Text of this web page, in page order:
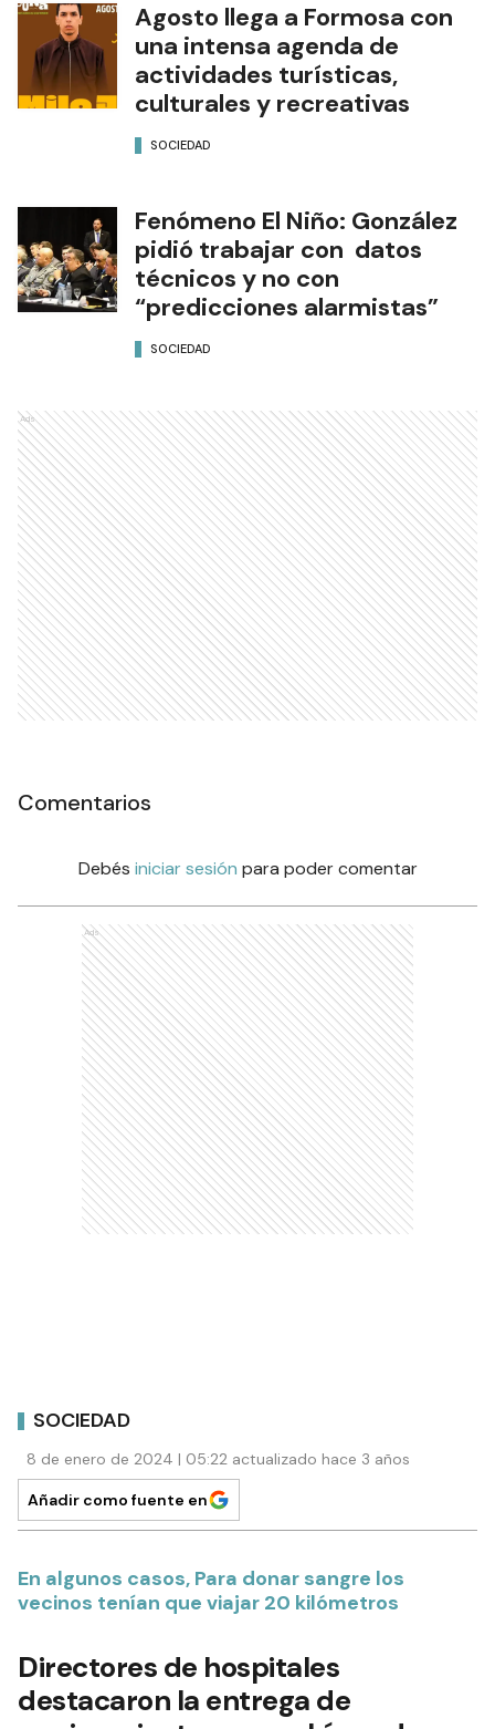
Agosto llega a Formosa con
una intensa agenda de
actividades turísticas,
culturales y recreativas
SOCIEDAD
Fenómeno El Niño: González
pidió trabajar con datos
técnicos y no con
“predicciones alarmistas”
SOCIEDAD
Ads
Comentarios
Debés iniciar sesión para poder comentar
Ads
SOCIEDAD
8 de enero de 2024 | 05:22 actualizado hace 3 años
Añadir como fuente en
En algunos casos, Para donar sangre los
vecinos tenían que viajar 20 kilómetros
Directores de hospitales
destacaron la entrega de